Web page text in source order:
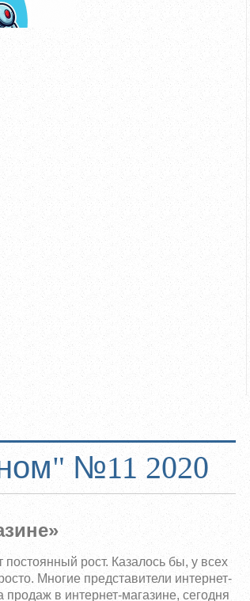
№11 2020
рост. Казалось бы, у всех
Многие представители интернет-
в интернет-магазине, сегодня